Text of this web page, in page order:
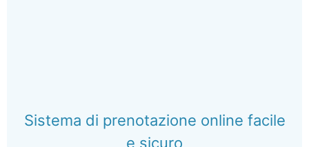
Sistema di prenotazione online facile
e sicuro